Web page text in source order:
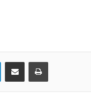
LinkedinPartager par email Imprimer